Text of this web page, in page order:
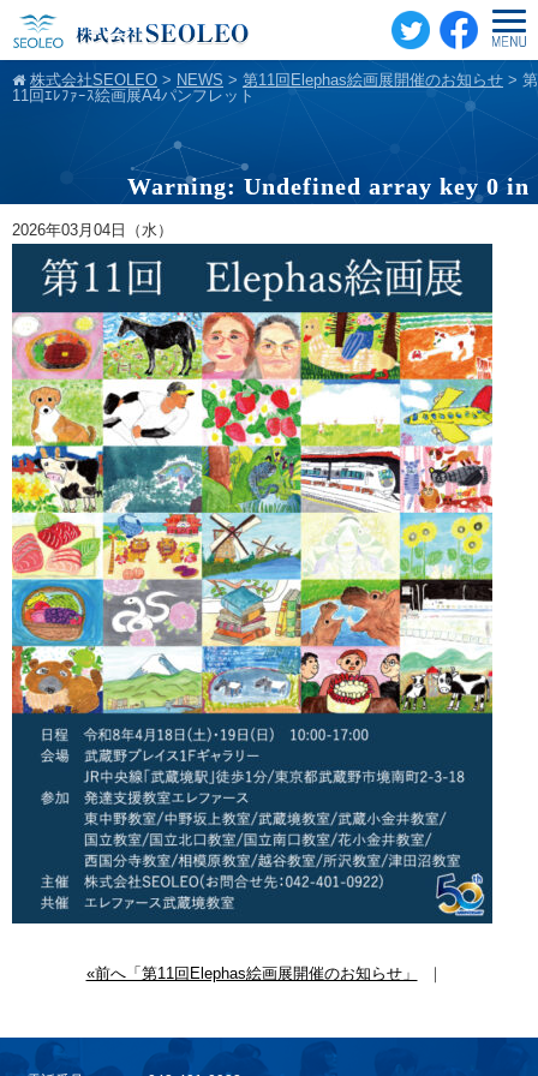
株式会社SEOLEO > NEWS > 第11回Elephas絵画展開催のお知らせ > 第
11回ｴﾚﾌｧｰｽ絵画展A4パンフレット
Warning: Undefined array key 0 in
/home/cmspro18/seoleo.jp/
content/themes/standard_black_cmspro/
on line20
Warning: Attempt to read property
on null in
/home/cmspro18/seoleo.jp/
content/themes/standard_black_cmspro/
on line20
2026年03月04日（水）
«前へ「第11回Elephas絵画展開催のお知らせ」 ｜